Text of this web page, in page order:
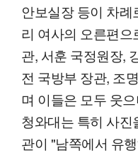
안보실장 등이 차례
리 여사의 오른편
관, 서훈 국정원장,
전 국방부 장관, 조
며 이들은 모두 웃
청와대는 특히 사
관이 "남쪽에서 유